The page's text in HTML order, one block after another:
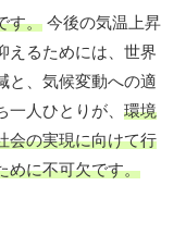
す。 今後の気温上昇
えるためには、世界
と、気候変動への適
人ひとりが、 環境
会の実現に向けて行
めに不可欠です。